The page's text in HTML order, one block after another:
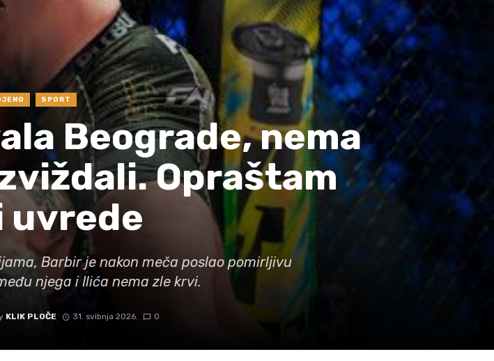
SPORT
Beograde, nema
Opraštam
uvrede
Barbir je nakon meča poslao pomirljivu
njega i Ilića nema zle krvi.
KLIK PLOČE 31. svibnja 2026. 0